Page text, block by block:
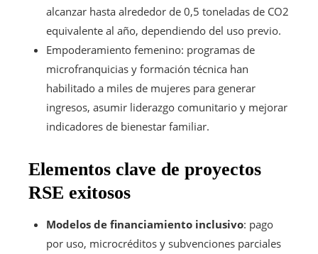
alcanzar hasta alrededor de 0,5 toneladas de CO2
equivalente al año, dependiendo del uso previo.
Empoderamiento femenino: programas de
microfranquicias y formación técnica han
habilitado a miles de mujeres para generar
ingresos, asumir liderazgo comunitario y mejorar
indicadores de bienestar familiar.
Elementos clave de proyectos
RSE exitosos
Modelos de financiamiento inclusivo: pago
por uso, microcréditos y subvenciones parciales